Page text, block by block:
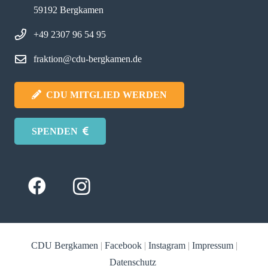
59192 Bergkamen
+49 2307 96 54 95
fraktion@cdu-bergkamen.de
CDU MITGLIED WERDEN
SPENDEN
CDU Bergkamen | Facebook| Instagram| Impressum|
Datenschutz